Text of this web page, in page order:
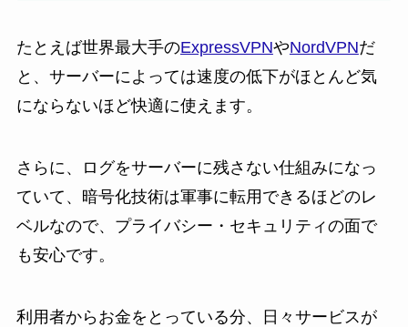
たとえば世界最大手のExpressVPNやNordVPNだ
と、サーバーによっては速度の低下がほとんど気
にならないほど快適に使えます。
さらに、ログをサーバーに残さない仕組みになっ
ていて、暗号化技術は軍事に転用できるほどのレ
ベルなので、プライバシー・セキュリティの面で
も安心です。
利用者からお金をとっている分、日々サービスが